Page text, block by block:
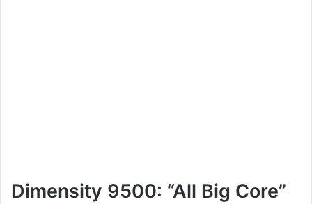
Dimensity 9500: “All Big Core”